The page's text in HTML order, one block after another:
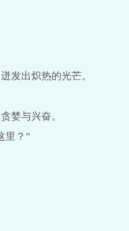
发出炽热的光芒。
婪与兴奋。
里？”